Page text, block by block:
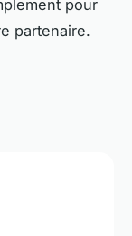
pour
partenaire.